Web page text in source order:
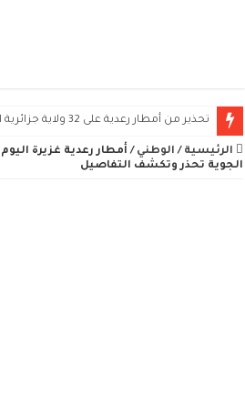
تحذير من أمطار رعدية على 32 ولاية جزائرية اليوم.. الكميات قد تتجاوز 15 ملم
الرئيسية / الوطني / أمطار رعدية غزيرة
الجوية تحذر وتكشف التفاصيل